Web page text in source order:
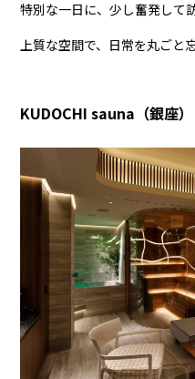
特別な一日に、少し奮発して
上質な空間で、日常を丸ごと
KUDOCHI sauna（銀座）